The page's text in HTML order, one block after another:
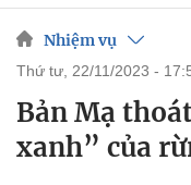
Nhiệm vụ
thứ tư, 22/11/2023 -
Bản Mạ
xanh” của